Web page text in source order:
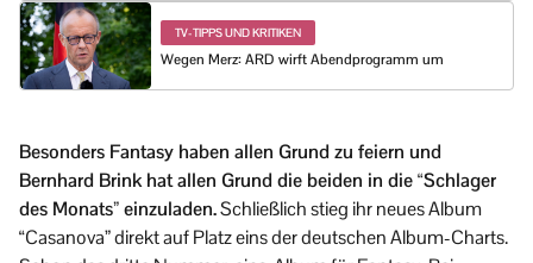
TV-TIPPS UND KRITIKEN
Wegen Merz: ARD wirft Abendprogramm um
Besonders Fantasy haben allen Grund zu feiern und
Bernhard Brink hat allen Grund die beiden in die “Schlager
des Monats” einzuladen.Schließlich stieg ihr neues Album
“Casanova” direkt auf Platz eins der deutschen Album-Charts.